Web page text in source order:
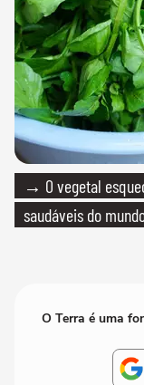
→ O vegetal
saudáveis do
O Terra é uma